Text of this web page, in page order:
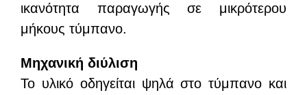
ικανότητα παραγωγής σε μικρότερου
μήκους τύμπανο.
Μηχανική διύλιση
Το υλικό οδηγείται ψηλά στο τύμπανο και